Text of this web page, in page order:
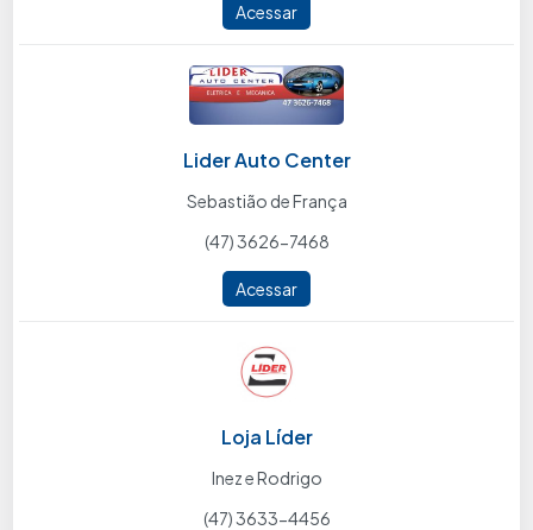
Acessar
Lider Auto Center
Sebastião de França
(47) 3626-7468
Acessar
Loja Líder
Inez e Rodrigo
(47) 3633-4456